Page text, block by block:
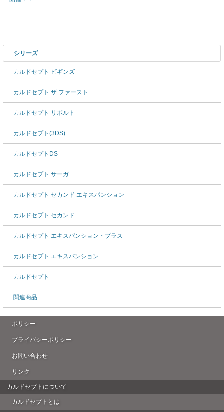
シリーズ
カルドセプト ビギンズ
カルドセプト ザ ファースト
カルドセプト リボルト
カルドセプト(3DS)
カルドセプトDS
カルドセプト サーガ
カルドセプト セカンド エキスパンション
カルドセプト セカンド
カルドセプト エキスパンション・プラス
カルドセプト エキスパンション
カルドセプト
関連商品
ポリシー
プライバシーポリシー
お問い合わせ
リンク
カルドセプトについて
カルドセプトとは